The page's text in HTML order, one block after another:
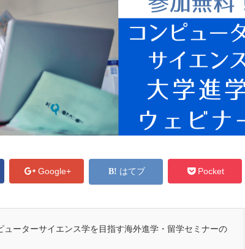
Google+ はてブ Pocket
ーターサイエンス学を目指す海外進学・留学セミナーの